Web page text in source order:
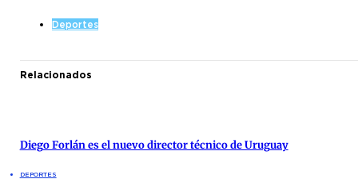
Deportes
Relacionados
Diego Forlán es el nuevo director técnico de Uruguay
DEPORTES